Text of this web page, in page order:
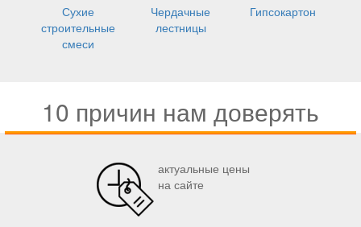
Сухие
строительные
смеси
Чердачные
лестницы
Гипсокартон
10 причин нам доверять
актуальные цены
на сайте